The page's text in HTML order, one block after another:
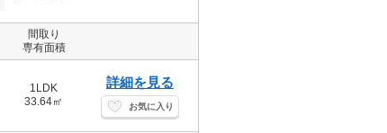
間取り
専有面積
1LDK
33.64㎡
詳細を見る
お気に入り